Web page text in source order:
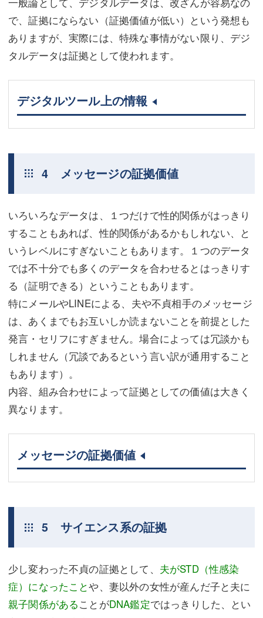
で、証拠にならない（証拠価値が低い）という発想も
ありますが、実際には、特殊な事情がない限り、デジ
タルデータは証拠として使われます。
デジタルツール上の情報
4 メッセージの証拠価値
いろいろなデータは、１つだけで性的関係がはっきり
することもあれば、性的関係があるかもしれない、と
いうレベルにすぎないこともあります。１つのデータ
では不十分でも多くのデータを合わせるとはっきりす
る（証明できる）ということもあります。
特にメールやLINEによる、夫や不貞相手のメッセージ
は、あくまでもお互いしか読まないことを前提とした
発言・セリフにすぎません。場合によっては冗談かも
しれません（冗談であるという言い訳が通用すること
もあります）。
内容、組み合わせによって証拠としての価値は大きく
異なります。
メッセージの証拠価値
5 サイエンス系の証拠
少し変わった不貞の証拠として、 夫がSTD（性感染
症）になったことや、妻以外の女性が産んだ子と夫に
親子関係があることがDNA鑑定ではっきりした、とい